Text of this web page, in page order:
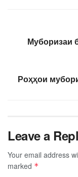
Муборизаи
Роҳҳои
Leave a
Your email address
marked *